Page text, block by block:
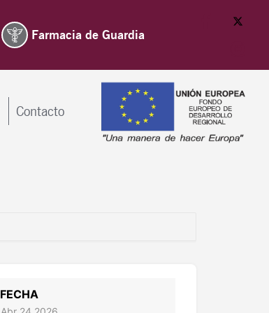
Farmacia de Guardia
Contacto
FECHA